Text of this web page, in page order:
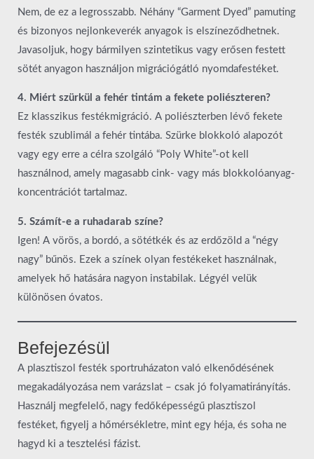
Nem, de ez a legrosszabb. Néhány “Garment Dyed” pamuting
és bizonyos nejlonkeverék anyagok is elszíneződhetnek.
Javasoljuk, hogy bármilyen szintetikus vagy erősen festett
sötét anyagon használjon migrációgátló nyomdafestéket.
4. Miért szürkül a fehér tintám a fekete poliészteren?
Ez klasszikus festékmigráció. A poliészterben lévő fekete
festék szublimál a fehér tintába. Szürke blokkoló alapozót
vagy egy erre a célra szolgáló “Poly White”-ot kell
használnod, amely magasabb cink- vagy más blokkolóanyag-
koncentrációt tartalmaz.
5. Számít-e a ruhadarab színe?
Igen! A vörös, a bordó, a sötétkék és az erdőzöld a “négy
nagy” bűnös. Ezek a színek olyan festékeket használnak,
amelyek hő hatására nagyon instabilak. Légyél velük
különösen óvatos.
Befejezésül
A plasztiszol festék sportruházaton való elkenődésének
megakadályozása nem varázslat – csak jó folyamatirányítás.
Használj megfelelő, nagy fedőképességű plasztiszol
festéket, figyelj a hőmérsékletre, mint egy héja, és soha ne
hagyd ki a tesztelési fázist.